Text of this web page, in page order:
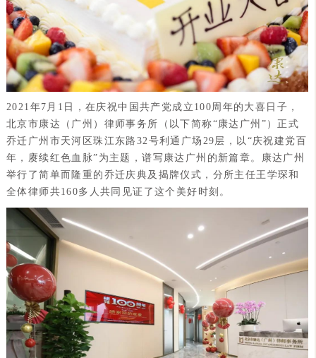
2021年7月1日，在庆祝中国共产党成立100周年的大喜日子，
北京市康达（广州）律师事务所（以下简称“康达广州”）正式
乔迁广州市天河区珠江东路32号利通广场29层，以“庆祝建党百
年，赓续红色血脉”为主题，谱写康达广州的新篇章。康达广州
举行了简单而隆重的乔迁庆典及揭牌仪式，分所主任王学琛和
全体律师共160多人共同见证了这个美好时刻。